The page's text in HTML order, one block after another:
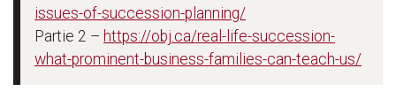
issues-of-succession-planning/
Partie 2 – https://obj.ca/real-life-succession-
what-prominent-business-families-can-teach-us/